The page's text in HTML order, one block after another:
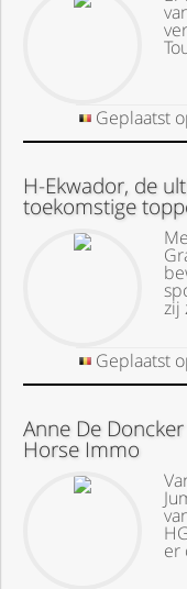
Geplaatst
H-Ekwador, de
toekomstige
zij
Geplaatst
Anne De
Horse Immo
er